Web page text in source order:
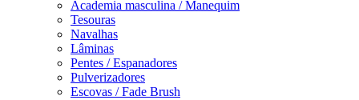
Academia masculina / Manequim
Tesouras
Navalhas
Lâminas
Pentes / Espanadores
Pulverizadores
Escovas / Fade Brush